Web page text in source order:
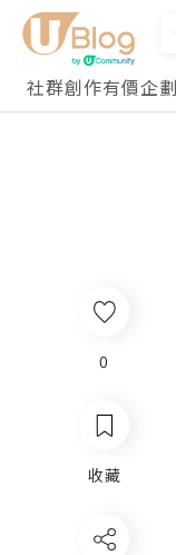
社群創作有價企劃
0
收藏